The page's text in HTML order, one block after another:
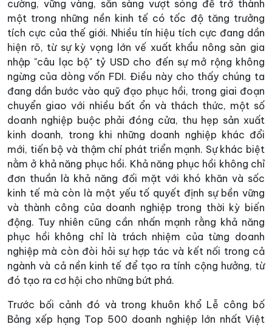
cường, vững vàng, sẵn sàng vượt sóng để trở thành
một trong những nền kinh tế có tốc độ tăng trưởng
tích cực của thế giới. Nhiều tín hiệu tích cực đang dần
hiện rõ, từ sự kỳ vọng lớn vế xuất khẩu nông sản gia
nhập "câu lạc bộ" tỷ USD cho đến sự mở rộng không
ngừng của dòng vốn FDI. Điều này cho thấy chúng ta
đang dần bước vào quỹ đạo phục hồi, trong giai đoạn
chuyển giao với nhiều bất ổn và thách thức, một số
doanh nghiệp buộc phải đóng cửa, thu hẹp sản xuất
kinh doanh, trong khi những doanh nghiệp khác đổi
mới, tiến bộ và thậm chí phát triển mạnh. Sự khác biệt
nằm ở khả năng phục hồi. Khả năng phục hồi không chỉ
đơn thuần là khả năng đối mặt với khó khăn và sốc
kinh tế mà còn là một yếu tố quyết định sự bền vững
và thành công của doanh nghiệp trong thời kỳ biến
động. Tuy nhiên cũng cần nhấn mạnh rằng khả năng
phục hồi không chỉ là trách nhiệm của từng doanh
nghiệp mà còn đòi hỏi sự hợp tác và kết nối trong cả
ngành và cả nền kinh tế để tạo ra tính cộng hưởng, từ
đó tạo ra cơ hội cho những bứt phá.
Trước bối cảnh đó và trong khuôn khổ Lễ công bố
Bảng xếp hạng Top 500 doanh nghiệp lớn nhất Việt